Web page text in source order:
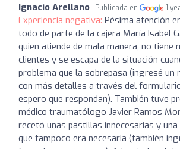
Ignacio Arellano Publicada en 1
Experiencia negativa: Pésima atención
todo de parte de la cajera María Isabel
quien atiende de mala manera, no tiene
clientes y se escapa de la situación
problema que la sobrepasa (ingresé
con más detalles a través del
espero que respondan). También tuve
médico traumatólogo Javier Ramos
recetó unas pastillas innecesarias y
que tampoco era necesaria (también